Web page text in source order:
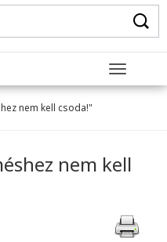
Toggle
nem kell csoda!"
nem kell